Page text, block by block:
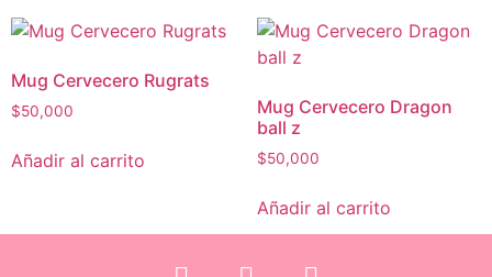
Mug Cervecero Rugrats
$50,000
Añadir al carrito
Mug Cervecero Dragon
ball z
$50,000
Añadir al carrito